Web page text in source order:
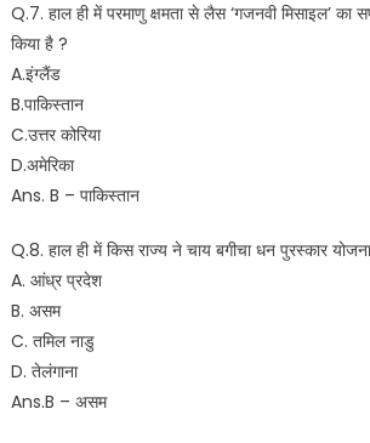
Q.7. हाल ही में परमाणु क्षमता से लैस ‘गजनवी मिसाइल’ का
किया है ?
A.इंग्लैंड
B.पाकिस्तान
C.उत्तर कोरिया
D.अमेरिका
Ans. B – पाकिस्तान
Q.8. हाल ही में किस राज्य ने चाय बगीचा धन पुरस्कार
A. आंध्र प्रदेश
B. असम
C. तमिल नाडु
D. तेलंगाना
Ans.B – असम